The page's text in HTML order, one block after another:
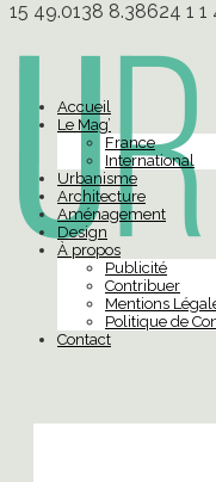
15 49.0138 8.38624 1 1
Accueil
Le Mag’
France
International
Urbanisme
Architecture
Aménagement
Design
À propos
Publicité
Contribuer
Mentions
Politique de
Contact